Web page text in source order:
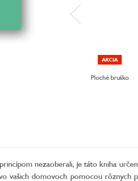
AKCIA
Ploché bruško
nezaoberali, je táto kniha
vašich domovoch pomocou rôznych